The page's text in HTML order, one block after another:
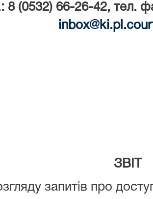
8 (0532) 66-26-42, тел.
inbox@ki.pl .
ЗВІТ
запитів про